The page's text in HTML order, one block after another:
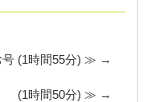
(1時間55分) ≫ →
時間50分) ≫ →